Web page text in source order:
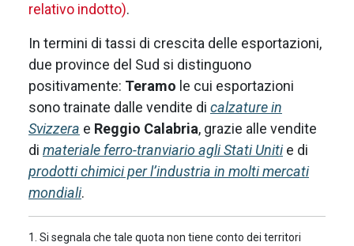
relativo indotto).
In termini di tassi di crescita delle esportazioni,
due province del Sud si distinguono
positivamente: Teramo le cui esportazioni
sono trainate dalle vendite di calzature in
Svizzera e Reggio Calabria, grazie alle vendite
di materiale ferro-tranviario agli Stati Unitie di
prodotti chimici per l’industria in molti mercati
mondiali.
1. Si segnala che tale quota non tiene conto dei territori